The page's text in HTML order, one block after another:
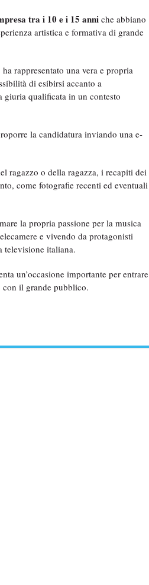
tra i 10 e i 15 anniche abbiano
artistica e formativa di grande
rappresentato una vera e propria
di esibirsi accanto a
giuria qualificata in un contesto
la candidatura inviando una e-
ragazzo o della ragazza, i recapiti dei
come fotografie recenti ed eventuali
la propria passione per la musica
e vivendo da protagonisti
televisione italiana.
un’occasione importante per entrare
il grande pubblico.